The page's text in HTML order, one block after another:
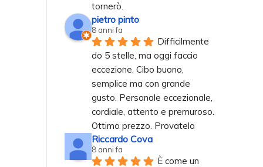
tornerò.
pietro pinto
8 anni fa
Difficilmente
do 5 stelle, ma oggi faccio
eccezione. Cibo buono,
semplice ma con grande
gusto. Personale eccezionale,
cordiale, attento e premuroso.
Ottimo prezzo. Provatelo
Riccardo Cova
8 anni fa
È come un